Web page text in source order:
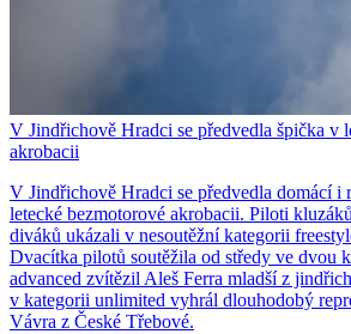
V Jindřichově Hradci se předvedla špička v
akrobacii
V Jindřichově Hradci se předvedla domácí i
letecké bezmotorové akrobacii. Piloti
diváků ukázali v nesoutěžní kategorii
Dvacítka pilotů soutěžila od středy ve dvou
advanced zvítězil Aleš Ferra mladší z
v kategorii unlimited vyhrál dlouhodobý
Vávra z České Třebové.